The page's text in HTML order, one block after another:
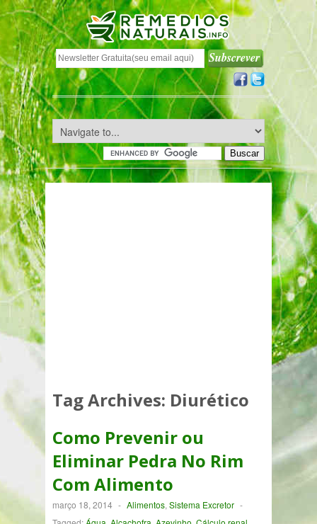
Tag Archives: Diurético
Como Prevenir ou
Eliminar Pedra No Rim
Com Alimento
março 18, 2014 - Alimentos, Sistema Excretor -